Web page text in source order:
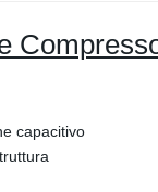
capacitivo